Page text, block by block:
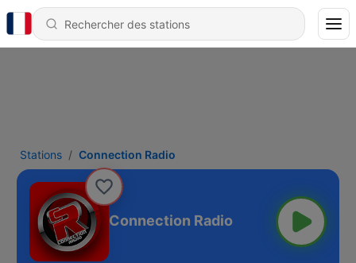
Stations Connection Radio
Connection Radio